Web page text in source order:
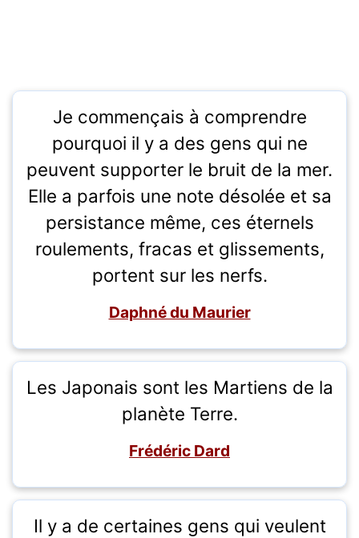
Je commençais à comprendre
pourquoi il y a des gens qui ne
peuvent supporter le bruit de la mer.
Elle a parfois une note désolée et sa
persistance même, ces éternels
roulements, fracas et glissements,
portent sur les nerfs.
Daphné du Maurier
Les Japonais sont les Martiens de la
planète Terre.
Frédéric Dard
Il y a de certaines gens qui veulent